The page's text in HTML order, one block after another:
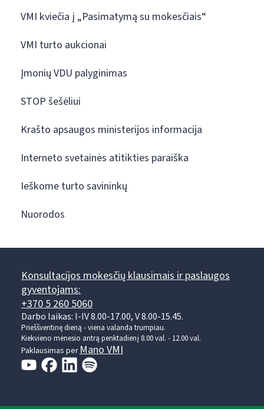
VMI kviečia į „Pasimatymą su mokesčiais“
VMI turto aukcionai
Įmonių VDU palyginimas
STOP šešėliui
Krašto apsaugos ministerijos informacija
Interneto svetainės atitikties paraiška
Ieškome turto savininkų
Nuorodos
Konsultacijos mokesčių klausimais ir paslaugos
gyventojams:
+370 5 260 5060
Darbo laikas: I-IV 8.00-17.00, V 8.00-15.45.
Prieššventinę dieną - viena valanda trumpiau.
Kiekvieno mėnesio antrą penktadienį 8.00 val. - 12.00 val.
Paklausimas per Mano VMI